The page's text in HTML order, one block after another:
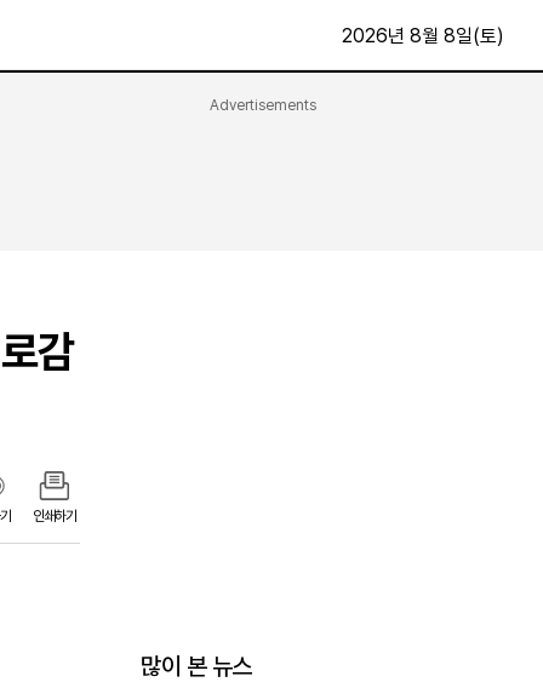
2026년 8월 8일(토)
Advertisements
감
인쇄하기
많이 본 뉴스